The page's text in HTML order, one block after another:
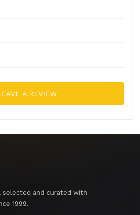
A REVIEW
selected and curated with
1999.